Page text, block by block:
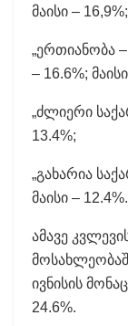
მაისი – 16,9%;
„ერთიანობა
– 16.6%;
„ძლიერი
13.4%;
„გახარია
მაისი – 12.4%.
ამავე
ივნისის
24.6%.